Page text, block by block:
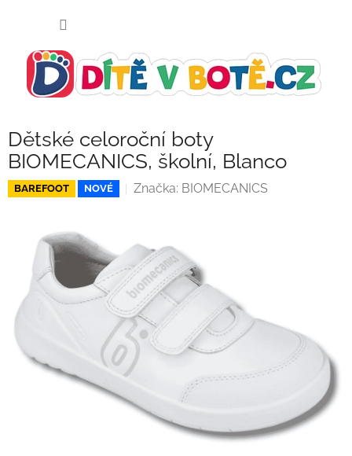
Dětské celoroční boty
BIOMECANICS, školní, Blanco
BAREFOOT NOVÉ Značka: BIOMECANICS